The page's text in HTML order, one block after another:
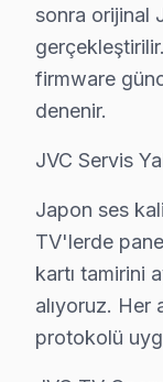
• Kapasitör
• Ses kartı/
• Panel
• LED
Tuzla'de
• Nakit, kredi
• Fatura
• Ön ödeme
sonra orijinal
firmware
denenir.
JVC Servis
Japon ses
TV'lerde
kartı tamirini
alıyoruz. Her
protokolü